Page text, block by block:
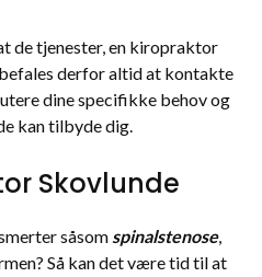
de tjenester, en kiropraktor
derfor altid at kontakte
dine specifikke behov og
kan tilbyde dig.
Skovlunde
såsom spinalstenose,
Så kan det være tid til at